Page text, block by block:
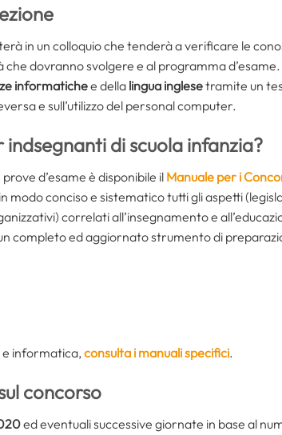
in un colloquio che tenderà a verificare le
dovranno svolgere e al programma
informatichee della lingua inglesetramite un
e sull’utilizzo del personal computer.
di scuola infanzia?
d’esame è disponibile il Manuale per i
modo conciso e sistematico tutti gli aspetti
correlati all’insegnamento e
completo ed aggiornato strumento di
e informatica,consulta i manuali specifici.
concorso
ed eventuali successive giornate in base al